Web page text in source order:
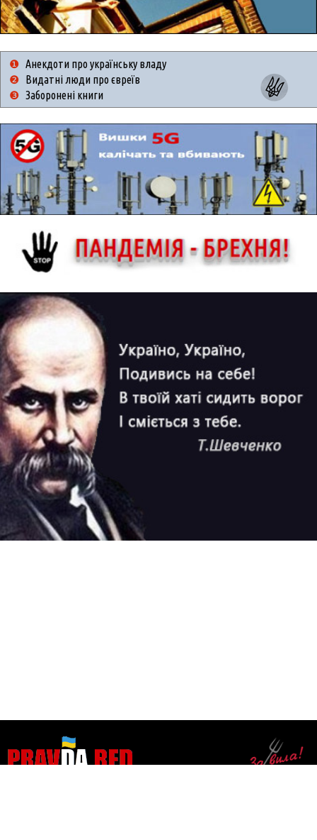
❶ Анекдоти про українську владу
❷ Видатні люди про євреїв
❸ Заборонені книги